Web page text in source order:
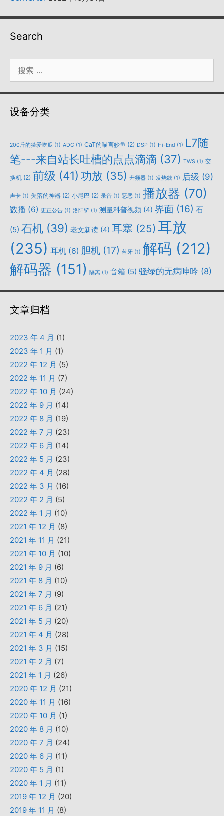
Search
索：
设备分类
200斤的猹爱吃瓜 (1) ADC (1) CaT的喵言妙鱼 (2) DSP (1) Hi-End (1) L7随
笔---来自站长吐槽的点点滴滴 (37) TWS (1) 交
换机 (2) 前级 (41) 功放 (35) 升频器 (1) 发烧线 (1) 后级 (9)
声卡 (1) 失落的神器 (2) 小尾巴 (2) 录音 (1) 恶恶 (1) 播放器 (70)
数播 (6) 更正公告 (1) 洛阳铲 (1) 测量科普视频 (4) 界面 (16) 石
(5) 石机 (39) 老文新读 (4) 耳塞 (25) 耳放
(235) 耳机 (6) 胆机 (17) 蓝牙 (1) 解码 (212)
解码器 (151) 隔离 (1) 音箱 (5) 骚绿的无病呻吟 (8)
文章归档
2023 年 4 月 (1)
2023 年 1 月 (1)
2022 年 12 月 (5)
2022 年 11 月 (7)
2022 年 10 月 (24)
2022 年 9 月 (14)
2022 年 8 月 (19)
2022 年 7 月 (23)
2022 年 6 月 (14)
2022 年 5 月 (23)
2022 年 4 月 (28)
2022 年 3 月 (16)
2022 年 2 月 (5)
2022 年 1 月 (10)
2021 年 12 月 (8)
2021 年 11 月 (21)
2021 年 10 月 (10)
2021 年 9 月 (6)
2021 年 8 月 (10)
2021 年 7 月 (9)
2021 年 6 月 (21)
2021 年 5 月 (20)
2021 年 4 月 (28)
2021 年 3 月 (15)
2021 年 2 月 (7)
2021 年 1 月 (26)
2020 年 12 月 (21)
2020 年 11 月 (16)
2020 年 10 月 (1)
2020 年 8 月 (10)
2020 年 7 月 (24)
2020 年 6 月 (11)
2020 年 5 月 (1)
2020 年 1 月 (11)
2019 年 12 月 (20)
2019 年 11 月 (8)